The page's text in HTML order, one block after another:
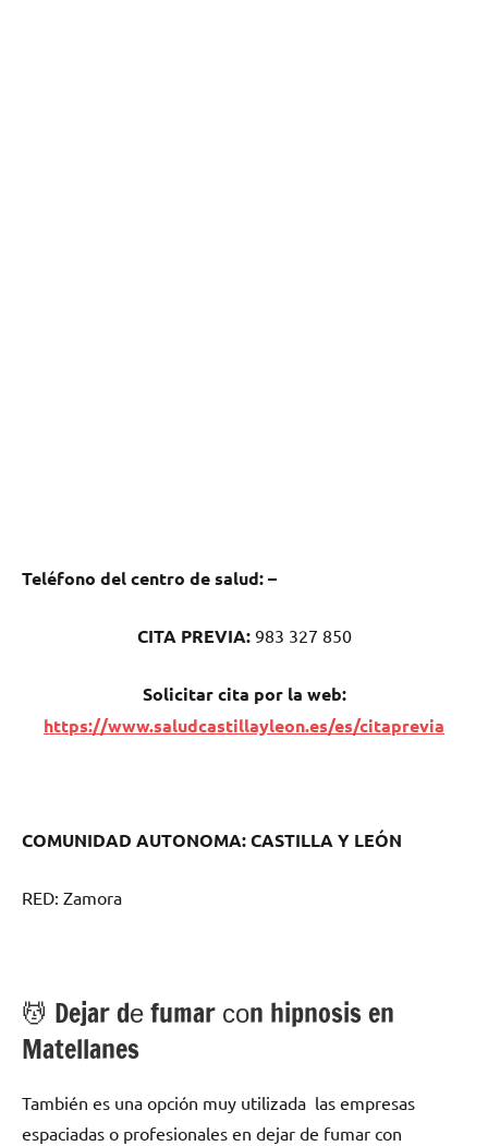
Teléfono del centro dе salud:–
CITA PREVIA: 983 327 850
Solicitar cita pοr la web:
https://www.saludcastillayleon.es/es/citaprevia
COMUNIDAD AUTONOMA: CASTILLA Y LEÓN
RED: Zamora
💆 ‍Dejar dе fumar сοn hipnosis en
Matellanes
También es una opción muy utilizada las empresas
espaciadas ο profesionales en dejar dе fumar сοn